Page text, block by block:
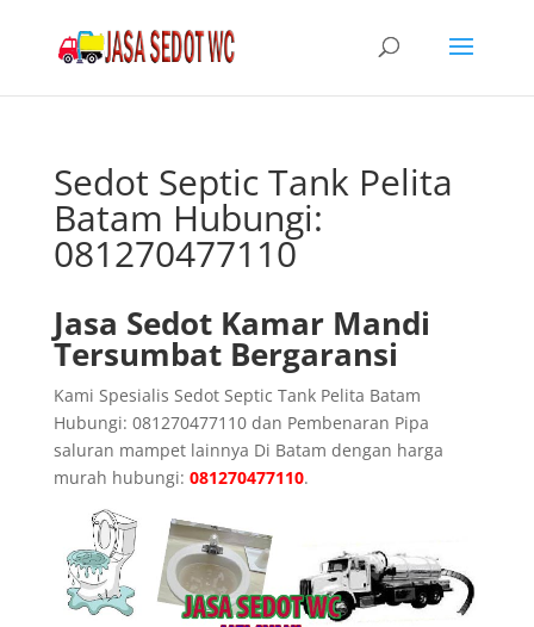
Sedot Septic Tank Pelita
Batam Hubungi:
081270477110
Jasa Sedot Kamar Mandi
Tersumbat Bergaransi
Kami Spesialis Sedot Septic Tank Pelita Batam
Hubungi: 081270477110 dan Pembenaran Pipa
saluran mampet lainnya Di Batam dengan harga
murah hubungi: 081270477110.